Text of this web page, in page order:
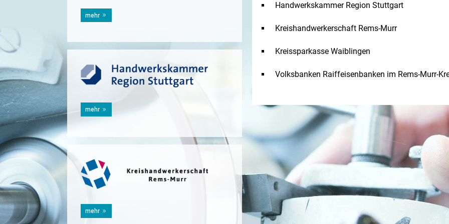
mehr
mehr
mehr
Handwerkskammer Region Stuttgart
Kreishandwerkerschaft Rems-Murr
Kreissparkasse Waiblingen
Volksbanken Raiffeisenbanken im Rems-Murr-